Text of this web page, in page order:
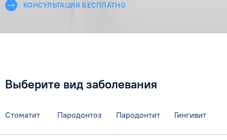
КОНСУЛЬТАЦИЯ БЕСПЛАТНО
Выберите вид заболевания
Стоматит Пародонтоз Пародонтит Гингивит